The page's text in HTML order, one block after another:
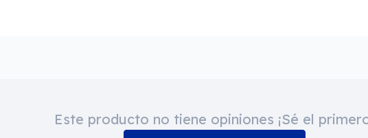
Este producto no tiene opiniones ¡Sé el